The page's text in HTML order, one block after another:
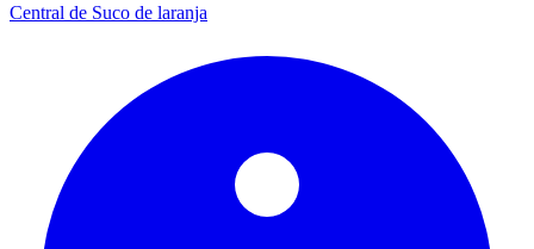
Central de Suco de laranja